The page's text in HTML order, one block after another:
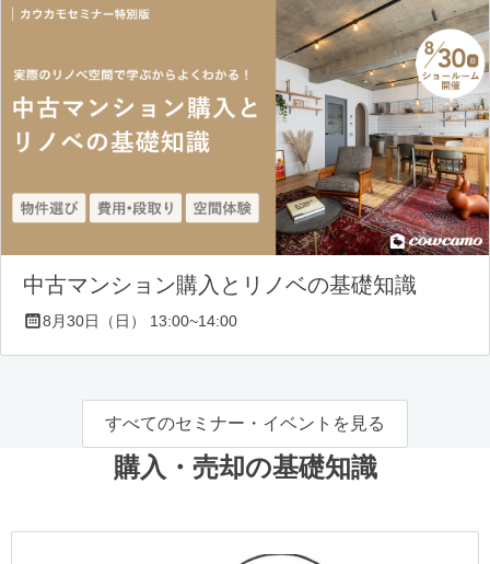
中古マンション購入とリノベの基礎知識
8月30日（日） 13:00~14:00
すべてのセミナー・イベントを見る
購入・売却の基礎知識